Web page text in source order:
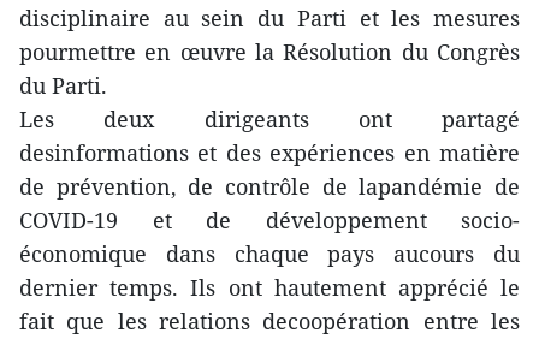
disciplinaire au sein du Parti et les mesures
pourmettre en œuvre la Résolution du Congrès
du Parti.
Les deux dirigeants ont partagé
desinformations et des expériences en matière
de prévention, de contrôle de lapandémie de
COVID-19 et de développement socio-
économique dans chaque pays aucours du
dernier temps. Ils ont hautement apprécié le
fait que les relations decoopération entre les